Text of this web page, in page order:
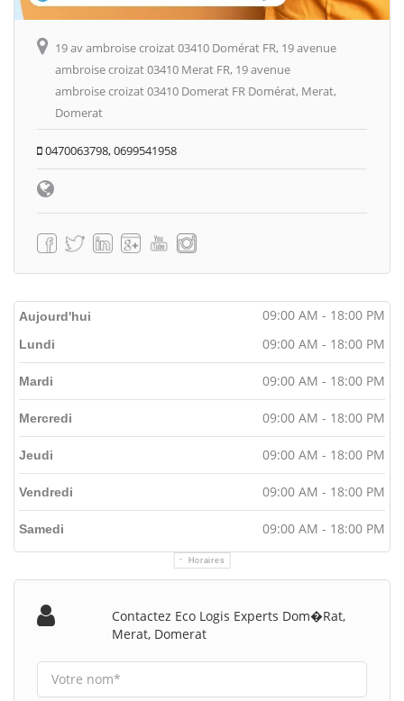
19 av ambroise croizat 03410 Domérat FR, 19 avenue
ambroise croizat 03410 Merat FR, 19 avenue
ambroise croizat 03410 Domerat FR Domérat, Merat,
Domerat
0470063798, 0699541958
Aujourd'hui 09:00 AM - 18:00 PM
Horaires
Lundi 09:00 AM - 18:00 PM
Mardi 09:00 AM - 18:00 PM
Mercredi 09:00 AM - 18:00 PM
Jeudi 09:00 AM - 18:00 PM
Vendredi 09:00 AM - 18:00 PM
Samedi 09:00 AM - 18:00 PM
Contactez Eco Logis Experts Dom�rat,
Merat, Domerat